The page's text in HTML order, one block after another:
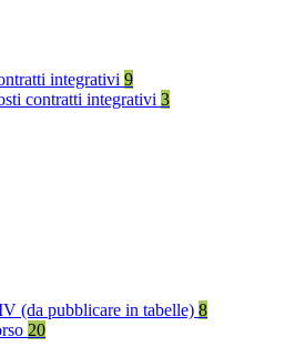
integrativi 9
contratti integrativi 3
(da pubblicare in tabelle) 8
20